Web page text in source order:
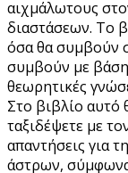
αιχμάλωτους
διαστάσεων. Το
όσα θα συμβούν
συμβούν με βάση
θεωρητικές
Στο βιβλίο αυτό
ταξιδέψετε με
απαντήσεις για
άστρων, σύμφωνα